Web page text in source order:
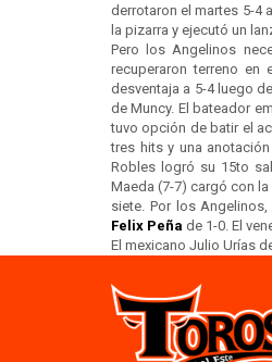
derrotaron el martes 5-4
la pizarra y ejecutó un
Pero los Angelinos
recuperaron terreno en
desventaja a 5-4 luego
de Muncy. El bateador
tuvo opción de batir el
tres hits y una
Robles logró su 15to
Maeda (7-7) cargó con
siete. Por los
Felix Peña de 1-0. El
El mexicano Julio Urías